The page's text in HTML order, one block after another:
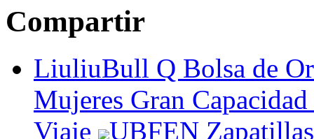
Compartir
LiuliuBull Q Bolsa de
Mujeres Gran
Viaje
UBFEN